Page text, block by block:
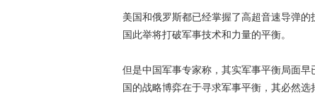
美国和俄罗斯都已经掌握了高超音速导弹
国此举将打破军事技术和力量的平衡。
但是中国军事专家称，其实军事平衡局面
国的战略博弈在于寻求军事平衡，其必然选